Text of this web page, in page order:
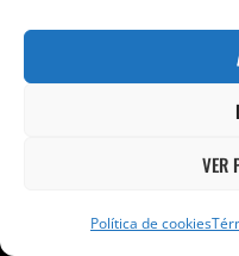
VER
Política de cookies
Cine
Cine
Navegación
Entrada
ENTRADA SIGUIENTE